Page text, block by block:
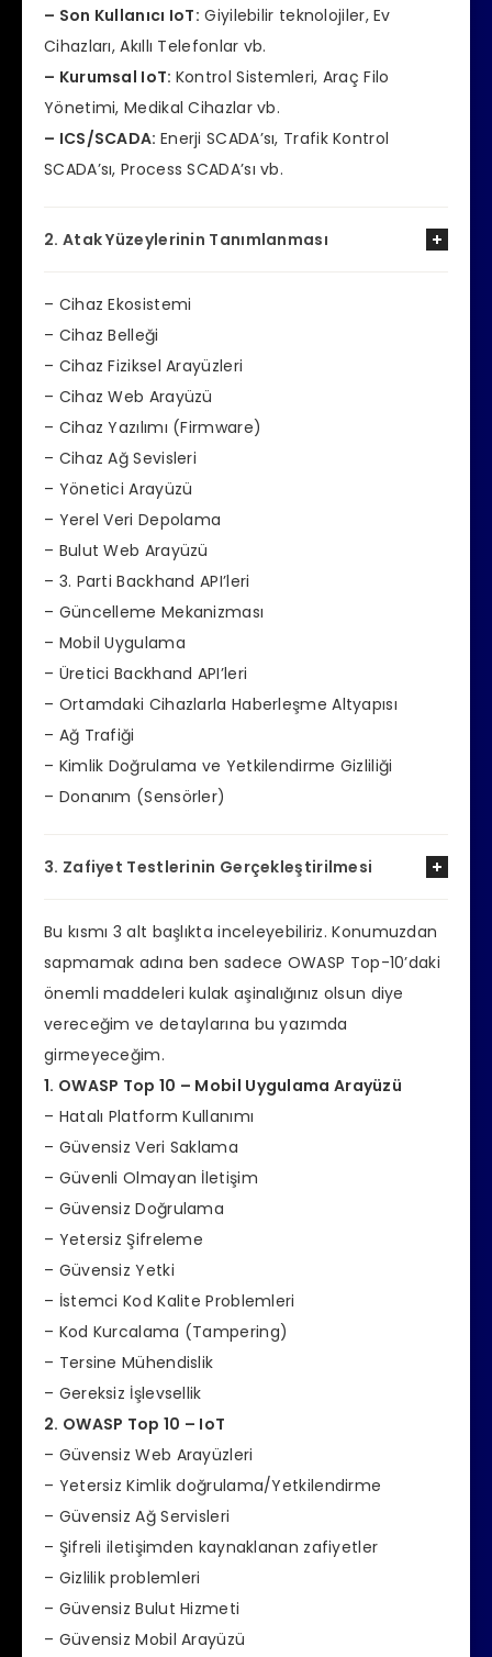
– Son Kullanıcı IoT: Giyilebilir teknolojiler, Ev
Cihazları, Akıllı Telefonlar vb.
– Kurumsal IoT: Kontrol Sistemleri, Araç Filo
Yönetimi, Medikal Cihazlar vb.
– ICS/SCADA: Enerji SCADA’sı, Trafik Kontrol
SCADA’sı, Process SCADA’sı vb.
2. Atak Yüzeylerinin Tanımlanması
– Cihaz Ekosistemi
– Cihaz Belleği
– Cihaz Fiziksel Arayüzleri
– Cihaz Web Arayüzü
– Cihaz Yazılımı (Firmware)
– Cihaz Ağ Sevisleri
– Yönetici Arayüzü
– Yerel Veri Depolama
– Bulut Web Arayüzü
– 3. Parti Backhand API’leri
– Güncelleme Mekanizması
– Mobil Uygulama
– Üretici Backhand API’leri
– Ortamdaki Cihazlarla Haberleşme Altyapısı
– Ağ Trafiği
– Kimlik Doğrulama ve Yetkilendirme Gizliliği
– Donanım (Sensörler)
3. Zafiyet Testlerinin Gerçekleştirilmesi
Bu kısmı 3 alt başlıkta inceleyebiliriz. Konumuzdan
sapmamak adına ben sadece OWASP Top-10’daki
önemli maddeleri kulak aşinalığınız olsun diye
vereceğim ve detaylarına bu yazımda
girmeyeceğim.
1. OWASP Top 10 – Mobil Uygulama Arayüzü
– Hatalı Platform Kullanımı
– Güvensiz Veri Saklama
– Güvenli Olmayan İletişim
– Güvensiz Doğrulama
– Yetersiz Şifreleme
– Güvensiz Yetki
– İstemci Kod Kalite Problemleri
– Kod Kurcalama (Tampering)
– Tersine Mühendislik
– Gereksiz İşlevsellik
2. OWASP Top 10 – IoT
– Güvensiz Web Arayüzleri
– Yetersiz Kimlik doğrulama/Yetkilendirme
– Güvensiz Ağ Servisleri
– Şifreli iletişimden kaynaklanan zafiyetler
– Gizlilik problemleri
– Güvensiz Bulut Hizmeti
– Güvensiz Mobil Arayüzü